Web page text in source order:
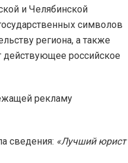
и Челябинской
символов
региона, а также
действующее российское
рекламу
сведения: «Лучший юрист